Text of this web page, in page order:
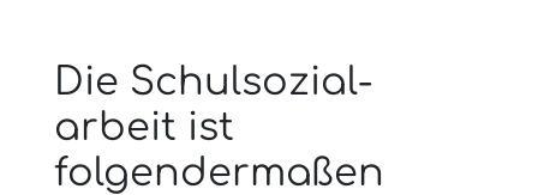
Die Schulsozial­
arbeit ist
folgendermaßen